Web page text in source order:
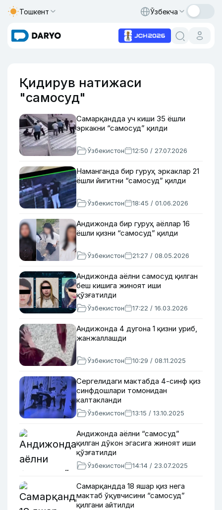
Тошкент Ўзбекча
Қидирув натижаси
"самосуд"
Самарқандда уч киши 35 ёшли
эркакни “самосуд” қилди
Ўзбекистон 12:50 / 27.07.2026
Наманганда бир гуруҳ эркаклар 21
ёшли йигитни “самосуд” қилди
Ўзбекистон 18:45 / 01.06.2026
Андижонда бир гуруҳ аёллар 16
ёшли қизни “самосуд” қилди
Ўзбекистон 21:27 / 08.05.2026
Андижонда аёлни самосуд қилган
беш кишига жиноят иши
қўзғатилди
Ўзбекистон 17:22 / 16.03.2026
Андижонда 4 дугона 1 қизни уриб,
жанжаллашди
Ўзбекистон 10:29 / 08.11.2025
Сергелидаги мактабда 4-синф қиз
синфдошлари томонидан
калтакланди
Ўзбекистон 13:15 / 13.10.2025
Андижонда аёлни “самосуд”
қилган дўкон эгасига жиноят иши
қўзғатилди
Ўзбекистон 14:14 / 23.07.2025
Самарқандда 18 яшар қиз нега
мактаб ўқувчисини “самосуд”
қилгани айтилди